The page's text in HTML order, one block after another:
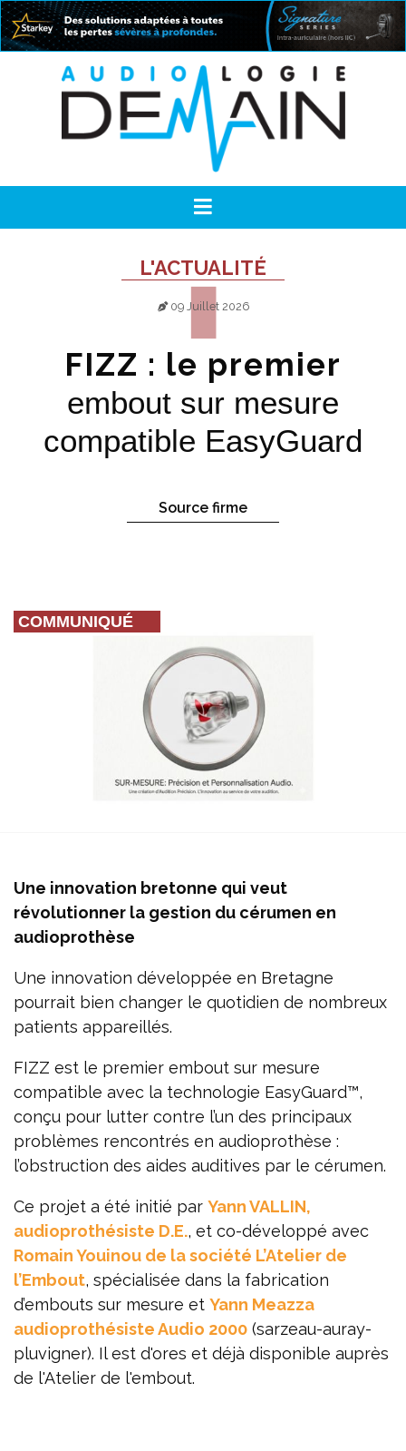
L'ACTUALITÉ
09 Juillet 2026
FIZZ : le premier
embout sur mesure
compatible EasyGuard
Source firme
COMMUNIQUÉ
Une innovation bretonne qui veut
révolutionner la gestion du cérumen en
audioprothèse
Une innovation développée en Bretagne
pourrait bien changer le quotidien de nombreux
patients appareillés.
FIZZ est le premier embout sur mesure
compatible avec la technologie EasyGuard™,
conçu pour lutter contre l’un des principaux
problèmes rencontrés en audioprothèse :
l’obstruction des aides auditives par le cérumen.
Ce projet a été initié par Yann VALLIN,
audioprothésiste D.E., et co-développé avec
Romain Youinou de la société L’Atelier de
l’Embout, spécialisée dans la fabrication
d’embouts sur mesure et Yann Meazza
audioprothésiste Audio 2000 (sarzeau-auray-
pluvigner). Il est d'ores et déjà disponible auprès
de l'Atelier de l'embout.